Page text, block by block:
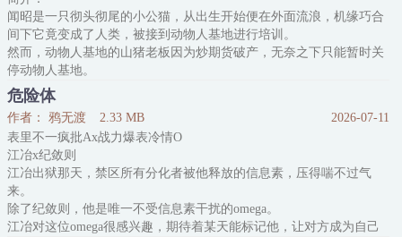
郁黎吓得连夜开了花。
一时之间，暴君养出了一株祥瑞金莲的消息飞满了京城。
.
闻昭是一只彻头彻尾的小公猫，从出生开始便在外面流浪，机缘巧合
间下它竟变成了人类，被接到动物人基地进行培训。
然而，动物人基地的山猪老板因为炒期货破产，无奈之下只能暂时关
停动物人基地。
闻昭只能提前毕业融入人类社会，被安排进A大学习。
程野，A大篮球队小前锋，建模格外霸道。
俗话说得好，巴山楚水凄凉地，总有给子觊觎me……夜黑风高夜，杀
人放火时，而程野却被给子狠狠阴了一把。至此，程野连夜爬上崆峒
山，发誓要与给子不死不休……
但生活就像两个大巴掌，打
危险体
作者： 鸦无渡 2.33 MB
2026-07-11
表里不一疯批Ax战力爆表冷情O
江冶x纪敛则
江冶出狱那天，禁区所有分化者被他释放的信息素，压得喘不过气
来。
除了纪敛则，他是唯一不受信息素干扰的omega。
江冶对这位omega很感兴趣，期待着某天能标记他，让对方成为自己